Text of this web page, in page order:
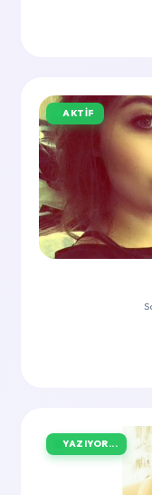
AKTIF
YAZIYOR...